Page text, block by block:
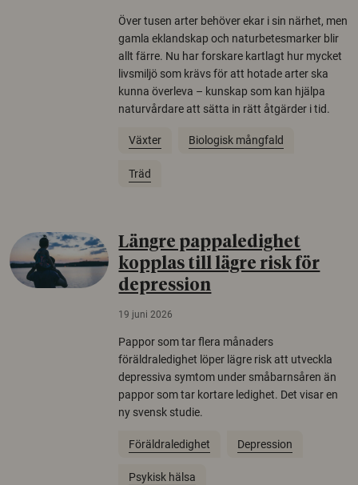
Över tusen arter behöver ekar i sin närhet, men
gamla eklandskap och naturbetesmarker blir
allt färre. Nu har forskare kartlagt hur mycket
livsmiljö som krävs för att hotade arter ska
kunna överleva – kunskap som kan hjälpa
naturvårdare att sätta in rätt åtgärder i tid.
Växter Biologisk mångfald
Träd
Längre pappaledighet
kopplas till lägre risk för
depression
19 juni 2026
Pappor som tar flera månaders
föräldraledighet löper lägre risk att utveckla
depressiva symtom under småbarnsåren än
pappor som tar kortare ledighet. Det visar en
ny svensk studie.
Föräldraledighet Depression
Psykisk hälsa